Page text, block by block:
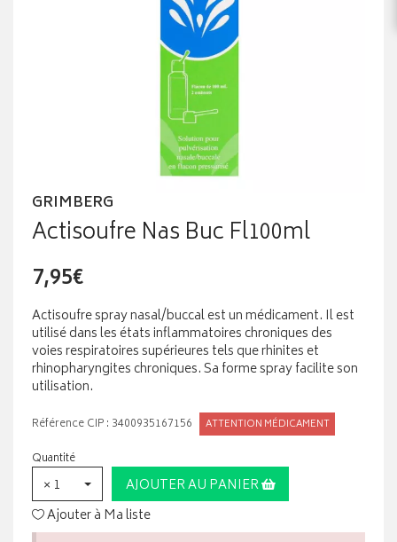
GRIMBERG
Actisoufre Nas Buc Fl100ml
7,95€
Actisoufre spray nasal/buccal est un médicament. Il est
utilisé dans les états inflammatoires chroniques des
voies respiratoires supérieures tels que rhinites et
rhinopharyngites chroniques. Sa forme spray facilite son
utilisation.
Référence CIP : 3400935167156 ATTENTION MÉDICAMENT
Quantité
× 1
AJOUTER AU PANIER
Ajouter à Ma liste